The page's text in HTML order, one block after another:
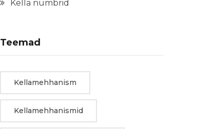
Kella numbrid
Teemad
Kellamehhanism
Kellamehhanismid